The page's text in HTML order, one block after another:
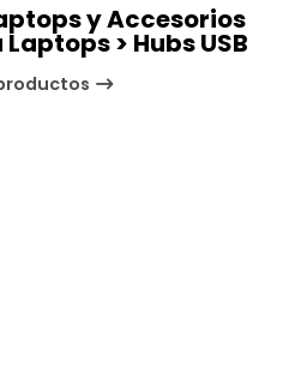
y Accesorios
> Hubs USB